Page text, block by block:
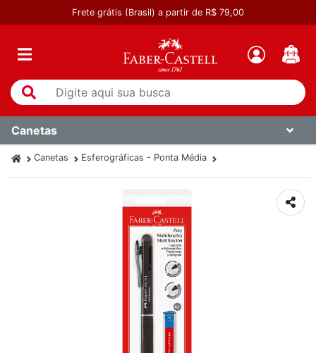
Frete grátis (Brasil) a partir de R$ 79,00
Canetas
Canetas Esferográficas - Ponta Média